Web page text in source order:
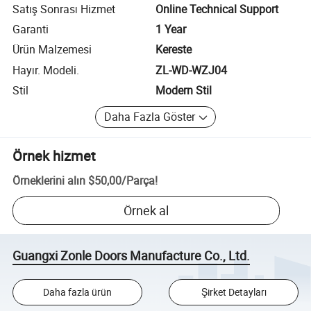
Satış Sonrası Hizmet
Online Technical Support
Garanti
1 Year
Ürün Malzemesi
Kereste
Hayır. Modeli.
ZL-WD-WZJ04
Stil
Modern Stil
Daha Fazla Göster
Örnek hizmet
Örneklerini alın $50,00/Parça!
Örnek al
Guangxi Zonle Doors Manufacture Co., Ltd.
Daha fazla ürün Şirket Detayları